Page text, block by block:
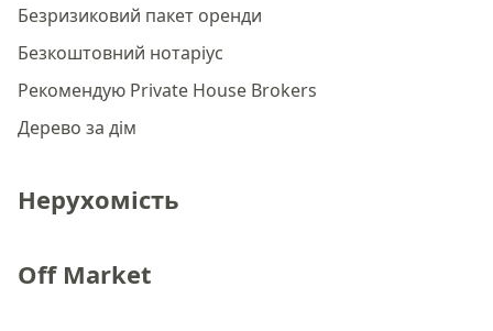
Безризиковий пакет оренди
Безкоштовний нотаріус
Рекомендую Private House Brokers
Дерево за дім
Нерухомість
Off Market